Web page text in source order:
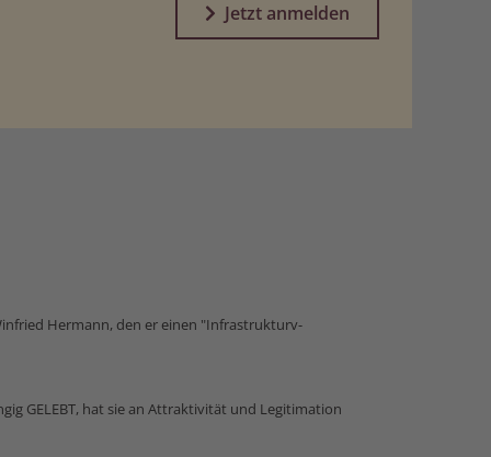
Jetzt anmelden
Hermann, den er einen "Infrastrukturv­
GELEBT, hat sie an Attraktivität und Legitimation